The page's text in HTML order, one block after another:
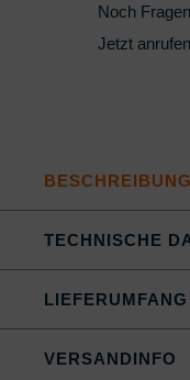
Noch
Jetzt
BESCHREIBUNG
TECHNISCHE
LIEFERUMFANG
VERSANDINFO